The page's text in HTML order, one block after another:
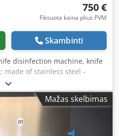
750 €
Fiksuota kaina plius PVM
Skambinti
disinfection machine, knife
made of stainless steel -
unit - Maximum blade
A N Evefx Acljkr -
- Weight: 30 kgMažas skelbimas